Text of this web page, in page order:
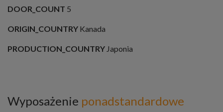
DOOR_COUNT 5
ORIGIN_COUNTRY Kanada
PRODUCTION_COUNTRY Japonia
Wyposażenie ponadstandardowe